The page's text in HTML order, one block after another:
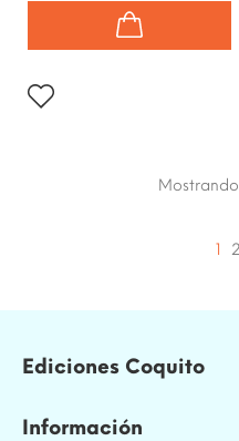
Mostrando
1 2
Ediciones Coquito
Información